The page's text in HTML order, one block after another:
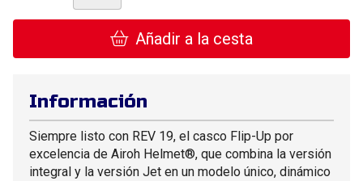
Añadir a la cesta
Información
Siempre listo con REV 19, el casco Flip-Up por
excelencia de Airoh Helmet®, que combina la versión
integral y la versión Jet en un modelo único, dinámico